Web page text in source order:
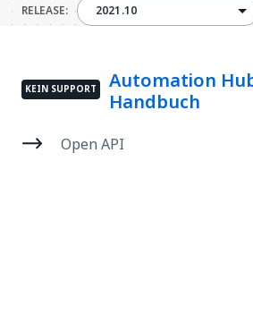
RELEASE:2021.102021.10
KEIN SUPPORT
Automation
Handbuch
Open API